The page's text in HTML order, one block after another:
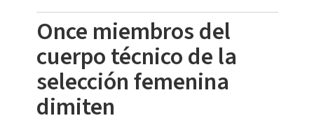
Once miembros del
cuerpo técnico de la
selección femenina
dimiten